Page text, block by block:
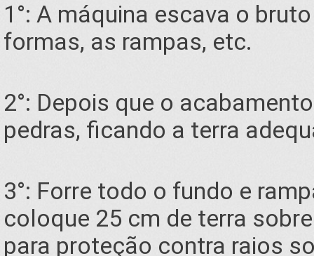
1°: A máquina escava o
formas, as rampas, etc.
2°: Depois que o
pedras, ficando a terra
3°: Forre todo o fundo e
coloque 25 cm de terra
para proteção contra raios